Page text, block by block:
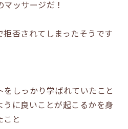
ッサージだ！
拒否されてしまったそうです
しっかり学ばれていたこと
うに良いことが起こるかを身
こと